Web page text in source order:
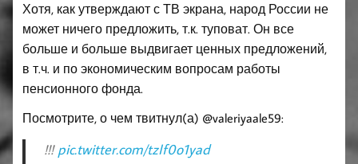
Хотя, как утверждают с ТВ экрана, народ России не
может ничего предложить, т.к. туповат. Он все
больше и больше выдвигает ценных предложений,
в т.ч. и по экономическим вопросам работы
пенсионного фонда.
Посмотрите, о чем твитнул(а) @valeriyaale59:
!!!pic.twitter.com/tzIf0o1yad